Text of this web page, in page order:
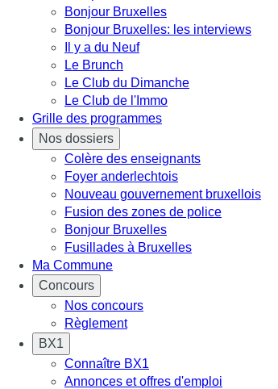
Bonjour Bruxelles
Bonjour Bruxelles: les interviews
Il y a du Neuf
Le Brunch
Le Club du Dimanche
Le Club de l'Immo
Grille des programmes
Nos dossiers
Colère des enseignants
Foyer anderlechtois
Nouveau gouvernement bruxellois
Fusion des zones de police
Bonjour Bruxelles
Fusillades à Bruxelles
Ma Commune
Concours
Nos concours
Règlement
BX1
Connaître BX1
Annonces et offres d'emploi